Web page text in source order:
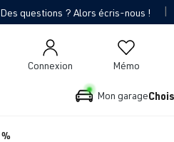
Des questions ? Alors écris-nous ! |
Mémo
Connexion
Mon garage
%